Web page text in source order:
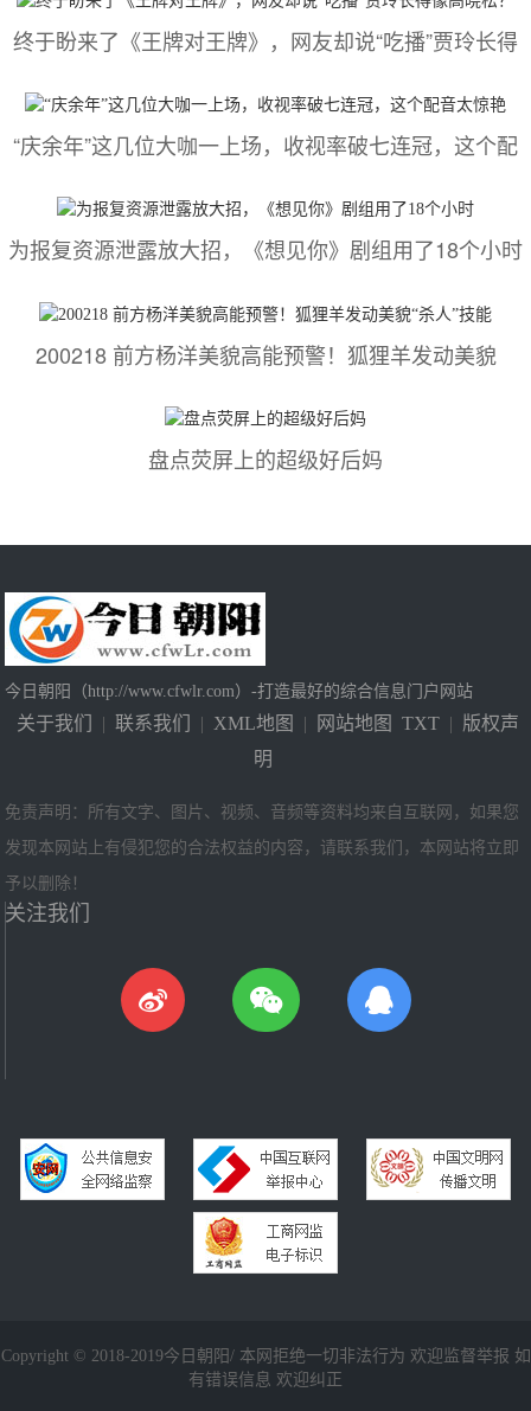
终于盼来了《王牌对王牌》，网友却说“吃播”贾玲长得
“庆余年”这几位大咖一上场，收视率破七连冠，这个配
为报复资源泄露放大招，《想见你》剧组用了18个小时
200218 前方杨洋美貌高能预警！狐狸羊发动美貌
盘点荧屏上的超级好后妈
今日朝阳（http://www.cfwlr.com）-打造最好的综合信息门户网站
关于我们 | 联系我们 | XML地图 | 网站地图 TXT | 版权声
明
免责声明：所有文字、图片、视频、音频等资料均来自互联网，如果您
发现本网站上有侵犯您的合法权益的内容，请联系我们，本网站将立即
予以删除！
关注我们
Copyright © 2018-2019今日朝阳/ 本网拒绝一切非法行为 欢迎监督举报 如
有错误信息 欢迎纠正